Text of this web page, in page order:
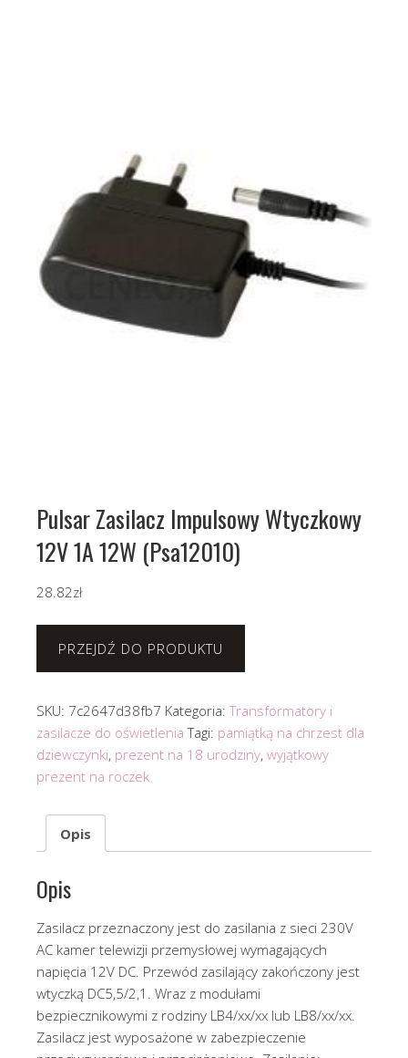
Pulsar Zasilacz Impulsowy Wtyczkowy
12V 1A 12W (Psa12010)
28.82zł
PRZEJDŹ DO PRODUKTU
SKU: 7c2647d38fb7 Kategoria:Transformatory i
zasilacze do oświetlenia Tagi: pamiątką na chrzest dla
dziewczynki, prezent na 18 urodziny, wyjątkowy
prezent na roczek
Opis
Opis
Zasilacz przeznaczony jest do zasilania z sieci 230V
AC kamer telewizji przemysłowej wymagających
napięcia 12V DC. Przewód zasilający zakończony jest
wtyczką DC5,5/2,1. Wraz z modułami
bezpiecznikowymi z rodziny LB4/xx/xx lub LB8/xx/xx.
Zasilacz jest wyposażone w zabezpieczenie